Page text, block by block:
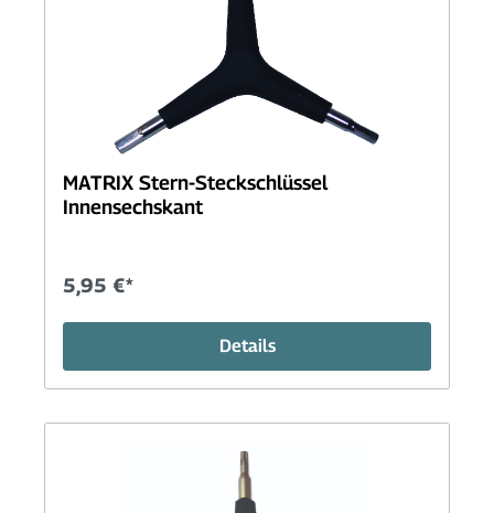
MATRIX Stern-Steckschlüssel
Innensechskant
5,95 €*
Details